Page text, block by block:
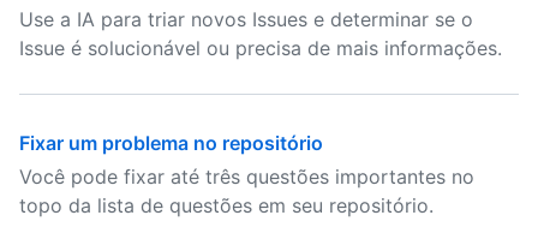
Use a IA para triar novos Issues e determinar se o
Issue é solucionável ou precisa de mais informações.
Fixar um problema no repositório
Você pode fixar até três questões importantes no
topo da lista de questões em seu repositório.